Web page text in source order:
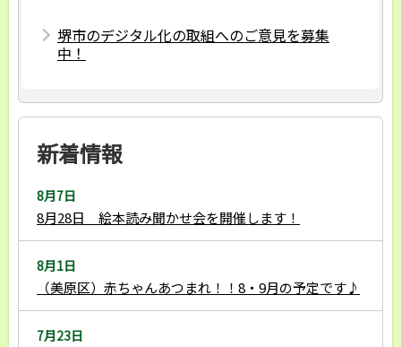
堺市のデジタル化の取組へのご意見を募集
中！
新着情報
8月7日
8月28日 絵本読み聞かせ会を開催します！
8月1日
（美原区）赤ちゃんあつまれ！！8・9月の予定です♪
7月23日